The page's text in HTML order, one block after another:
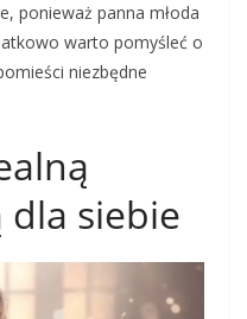
ponieważ panna młoda
warto pomyśleć o
niezbędne
siebie